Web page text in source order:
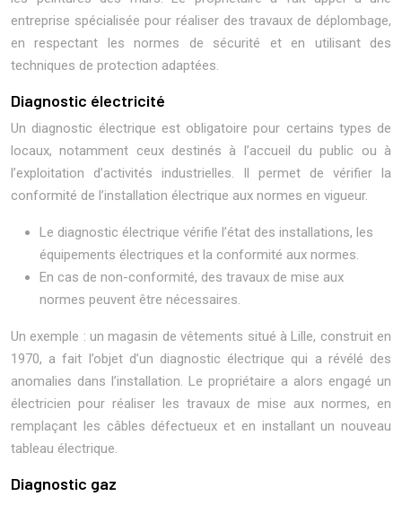
entreprise spécialisée pour réaliser des travaux de déplombage,
en respectant les normes de sécurité et en utilisant des
techniques de protection adaptées.
Diagnostic électricité
Un diagnostic électrique est obligatoire pour certains types de
locaux, notamment ceux destinés à l’accueil du public ou à
l’exploitation d’activités industrielles. Il permet de vérifier la
conformité de l’installation électrique aux normes en vigueur.
Le diagnostic électrique vérifie l’état des installations, les
équipements électriques et la conformité aux normes.
En cas de non-conformité, des travaux de mise aux
normes peuvent être nécessaires.
Un exemple : un magasin de vêtements situé à Lille, construit en
1970, a fait l’objet d’un diagnostic électrique qui a révélé des
anomalies dans l’installation. Le propriétaire a alors engagé un
électricien pour réaliser les travaux de mise aux normes, en
remplaçant les câbles défectueux et en installant un nouveau
tableau électrique.
Diagnostic gaz